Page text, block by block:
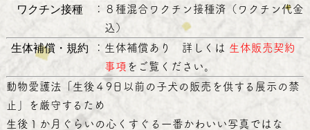
ワクチン接種 ：
８種混合ワクチン接種済（ワクチン代金
込）
生体補償・規約 ： 生体補償あり 詳しくは 生体販売契約
事項 をご覧ください。
動物愛護法「生後４9日以前の子犬の販売を供する展示の禁
止」を厳守するため
生後１か月ぐらいの心くすぐる一番かわいい写真ではな